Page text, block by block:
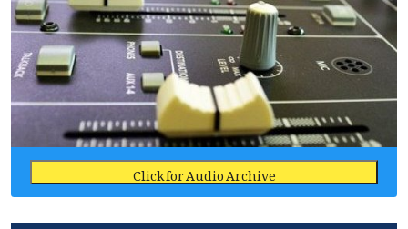
Click for Audio Archive